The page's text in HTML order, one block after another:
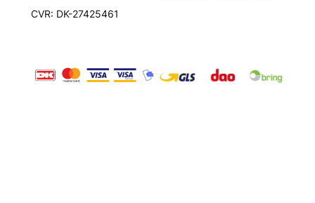
CVR: DK-27425461